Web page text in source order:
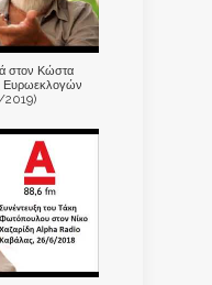
στον Κώστα
Ευρωεκλογών
2019)